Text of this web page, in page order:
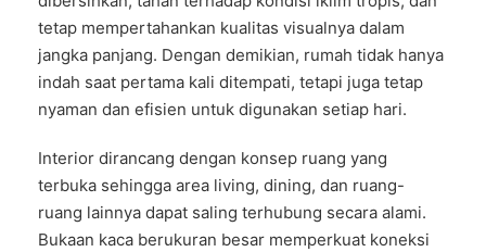
tetap mempertahankan kualitas visualnya dalam
jangka panjang. Dengan demikian, rumah tidak hanya
indah saat pertama kali ditempati, tetapi juga tetap
nyaman dan efisien untuk digunakan setiap hari.
Interior dirancang dengan konsep ruang yang
terbuka sehingga area living, dining, dan ruang-
ruang lainnya dapat saling terhubung secara alami.
Bukaan kaca berukuran besar memperkuat koneksi